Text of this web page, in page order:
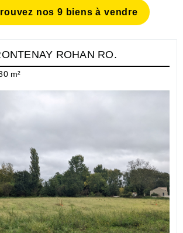
nos 9 biens à vendre
ROHAN RO.
m²